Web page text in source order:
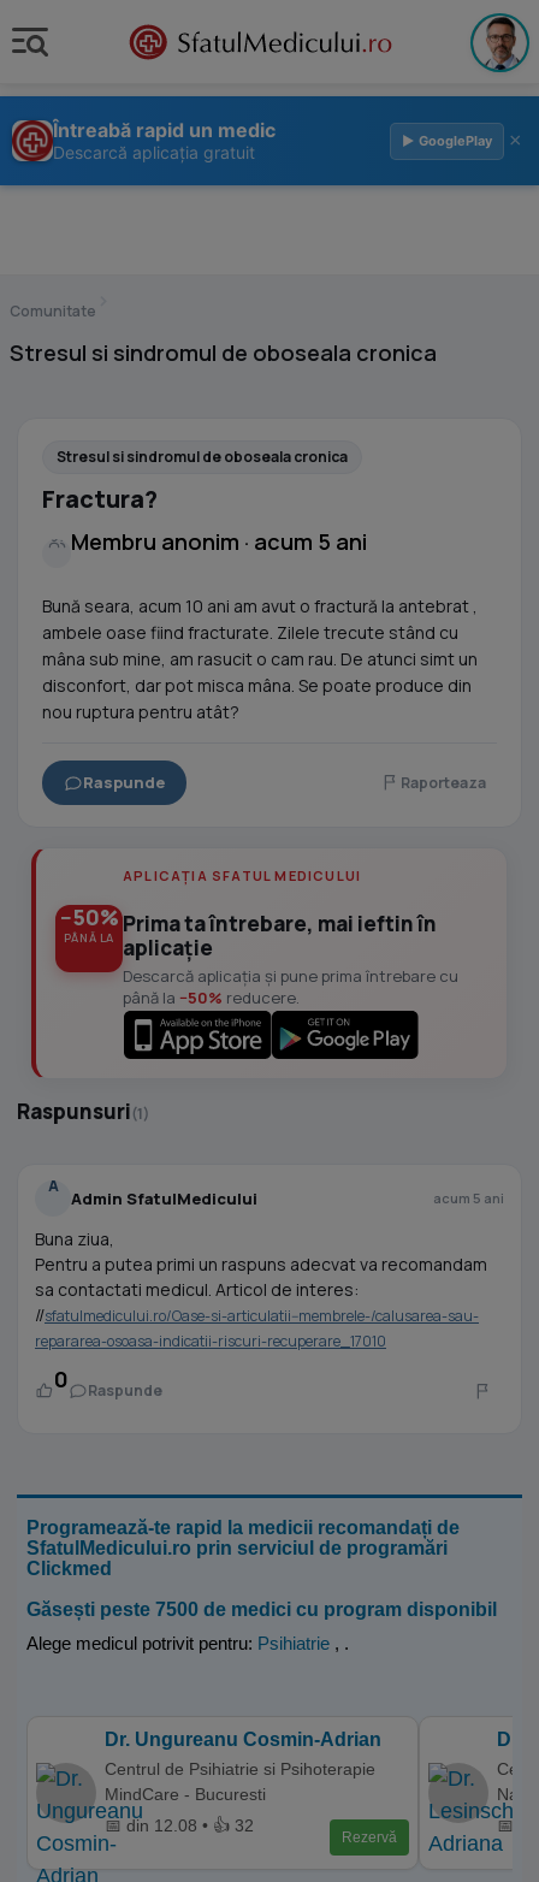
Întreabă rapid un medic
Descarcă aplicația gratuit
▶ GooglePlay ×
Comunitate
Stresul si sindromul de oboseala cronica
Stresul si sindromul de oboseala cronica
Fractura?
Membru anonim · acum 5 ani
Bună seara, acum 10 ani am avut o fractură la antebrat ,
ambele oase fiind fracturate. Zilele trecute stând cu
mâna sub mine, am rasucit o cam rau. De atunci simt un
disconfort, dar pot misca mâna. Se poate produce din
nou ruptura pentru atât?
Raspunde Raporteaza
−50%
PÂNĂ LA
APLICAȚIA SFATUL MEDICULUI
Prima ta întrebare, mai ieftin în
aplicație
Descarcă aplicația și pune prima întrebare cu
până la −50% reducere.
Raspunsuri(1)
A
Admin SfatulMedicului acum 5 ani
Buna ziua,
Pentru a putea primi un raspuns adecvat va recomandam
sa contactati medicul. Articol de interes:
//sfatulmedicului.ro/Oase-si-articulatii--membrele-/calusarea-sau-
repararea-osoasa-indicatii-riscuri-recuperare_17010
0 Raspunde
Programează-te rapid la medicii recomandați de
SfatulMedicului.ro prin serviciul de programări
Clickmed
Găsești peste 7500 de medici cu program disponibil
Alege medicul potrivit pentru: Psihiatrie , .
Dr. Ungureanu Cosmin-Adrian
Centrul de Psihiatrie si Psihoterapie
MindCare - Bucuresti
📅 din 12.08 • 👍 32
Rezervă
Dr.
📅